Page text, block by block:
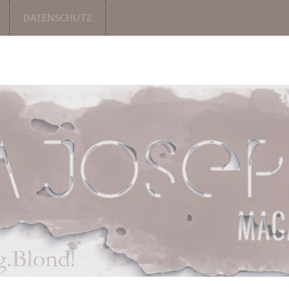
DATENSCHUTZ